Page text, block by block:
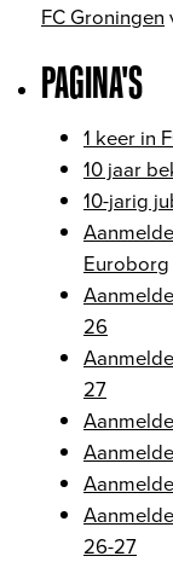
FC Groningen
PAGINA'S
1 keer in
10 jaar
10-jarig
Euroborg
26
27
26-27